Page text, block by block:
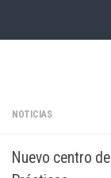
NOTICIAS
Nuevo centro